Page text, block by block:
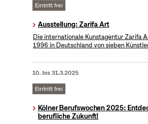
Eintritt frei
Ausstellung: Zarifa Art
Die internationale Kunstagentur Zarifa
1996 in Deutschland von sieben
10. bis31.3.2025
Eintritt frei
Kölner Berufswochen 2025:
berufliche Zukunft!